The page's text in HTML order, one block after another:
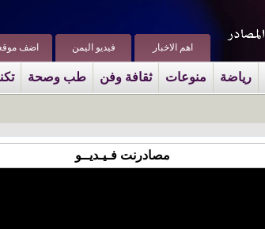
اضف فيديو اليمن اهم الاخبار
رياضة منوعات ثقافة وفن طب وصحة
مصادرنت فـيـديــو